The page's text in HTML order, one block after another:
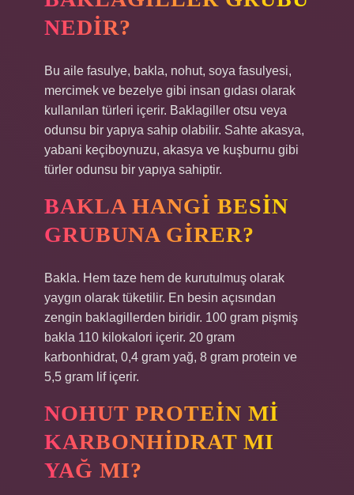
NEDIR?
Bu aile fasulye, bakla, nohut, soya fasulyesi,
mercimek ve bezelye gibi insan gıdası olarak
kullanılan türleri içerir. Baklagiller otsu veya
odunsu bir yapıya sahip olabilir. Sahte akasya,
yabani keçiboynuzu, akasya ve kuşburnu gibi
türler odunsu bir yapıya sahiptir.
BAKLA HANGI BESIN
GRUBUNA GIRER?
Bakla. Hem taze hem de kurutulmuş olarak
yaygın olarak tüketilir. En besin açısından
zengin baklagillerden biridir. 100 gram pişmiş
bakla 110 kilokalori içerir. 20 gram
karbonhidrat, 0,4 gram yağ, 8 gram protein ve
5,5 gram lif içerir.
NOHUT PROTEIN MI
KARBONHIDRAT MI
YAĞ MI?